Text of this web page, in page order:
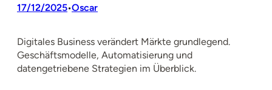
17/12/2025•Oscar
Digitales Business verändert Märkte grundlegend.
Geschäftsmodelle, Automatisierung und
datengetriebene Strategien im Überblick.